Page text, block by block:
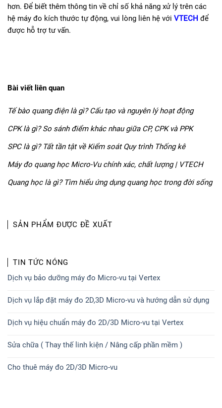
hơn. Để biết thêm thông tin về chỉ số khả năng xử lý trên các
hệ máy đo kích thước tự động, vui lòng liên hệ với VTECH để
được hỗ trợ tư vấn.
Bài viết liên quan
Tế bào quang điện là gì? Cấu tạo và nguyên lý hoạt động
CPK là gì? So sánh điểm khác nhau giữa CP, CPK và PPK
SPC là gì? Tất tần tật về Kiểm soát Quy trình Thống kê
Máy đo quang học Micro-Vu chính xác, chất lượng | VTECH
Quang học là gì? Tìm hiểu ứng dụng quang học trong đời sống
SẢN PHẨM ĐƯỢC ĐỀ XUẤT
TIN TỨC NÓNG
Dịch vụ bảo dưỡng máy đo Micro-vu tại Vertex
Dịch vụ lắp đặt máy đo 2D,3D Micro-vu và hướng dẫn sử dụng
Dịch vụ hiệu chuẩn máy đo 2D/3D Micro-vu tại Vertex
Sửa chữa ( Thay thế linh kiện / Nâng cấp phần mềm )
Cho thuê máy đo 2D/3D Micro-vu